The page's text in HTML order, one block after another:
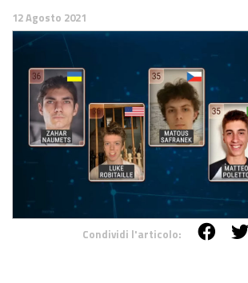
12 Agosto 2021
Condividi l'articolo: